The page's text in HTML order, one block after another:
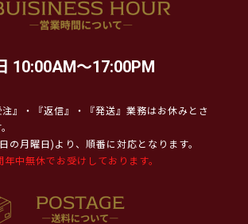
10:00AM～17:00PM
』・『返信』・『発送』業務はお休みとさ
の月曜日)より、順番に対応となります。
中無休でお受けしております。